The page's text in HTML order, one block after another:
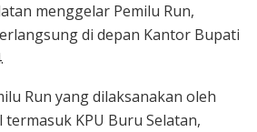
menggelar Pemilu Run,
di depan Kantor Bupati
Run yang dilaksanakan oleh
termasuk KPU Buru Selatan,